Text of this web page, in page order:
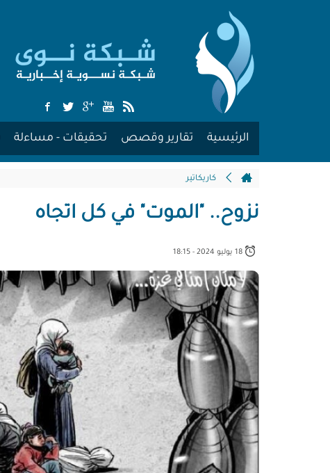
الرئيسية تقارير وقصص تحقيقات - مساءلة
كاريكاتير
نزوح.. "الموت" في كل اتجاه